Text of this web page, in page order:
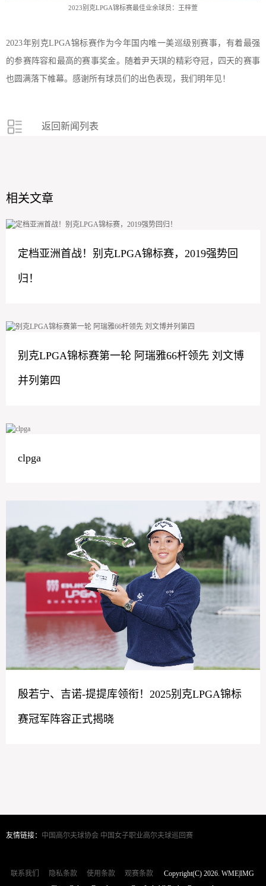
2023别克LPGA锦标赛最佳业余球员：王梓萱
2023年别克LPGA锦标赛作为今年国内唯一美巡级别赛事， 有着最强
的参赛阵容和最高的赛事奖金。 随着尹天琪的精彩夺冠 ，
四天的赛事
也圆满落下帷幕。 感谢所有球员们的出色表现， 我们明年见！
返回新闻列表
相关文章
定档亚洲首战！别克LPGA锦标赛，2019强势回
归！
别克LPGA锦标赛第一轮 阿瑞雅66杆领先 刘文博
并列第四
clpga
殷若宁、吉诺-提提库领衔！2025别克LPGA锦标
赛冠军阵容正式揭晓
友情链接： 中国高尔夫球协会 中国女子职业高尔夫球巡回赛
联系我们 隐私条款 使用条款 观赛条款
Copyright(C) 2026. WME|IMG